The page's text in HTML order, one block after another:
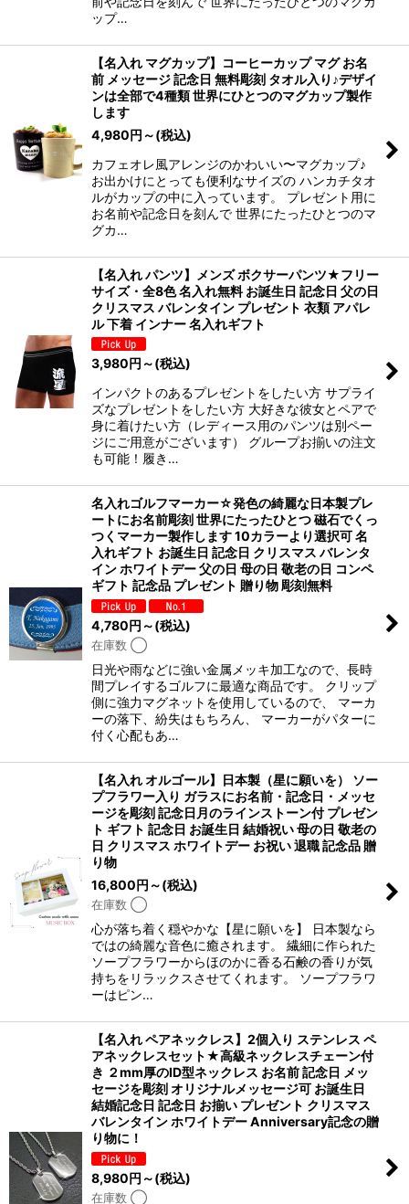
ップ…
【名入れ マグカップ】コーヒーカップ マグ お名
前 メッセージ 記念日 無料彫刻 タオル入り♪デザイ
ンは全部で4種類 世界にひとつのマグカップ製作
します
4,980円 ～(税込)
カフェオレ風アレンジのかわいい〜マグカップ♪
お出かけにとっても便利なサイズの ハンカチタオ
ルがカップの中に入っています。 プレゼント用に
お名前や記念日を刻んで 世界にたったひとつのマ
グカ…
【名入れ パンツ】メンズ ボクサーパンツ★フリー
サイズ・全8色 名入れ無料 お誕生日 記念日 父の日
クリスマス バレンタイン プレゼント 衣類 アパレ
ル 下着 インナー 名入れギフト
3,980 円 ～(税込)
インパクトのあるプレゼントをしたい方 サプライ
ズなプレゼントをしたい方 大好きな彼女とペアで
身に着けたい方（レディース用のパンツは別ペー
ジにご用意がございます） グループお揃いの注文
も可能！履き…
名入れゴルフマーカー☆発色の綺麗な日本製プレ
ートにお名前彫刻 世界にたったひとつ 磁石でくっ
つくマーカー製作します 10カラーより選択可 名
入れギフト お誕生日 記念日 クリスマス バレンタ
イン ホワイトデー 父の日 母の日 敬老の日 コンペ
ギフト 記念品 プレゼント 贈り物 彫刻無料
4,780円 ～(税込)
在庫数 ◯
日光や雨などに強い金属メッキ加工なので、長時
間プレイするゴルフに最適な商品です。 クリップ
側に強力マグネットを使用しているので、 マーカ
ーの落下、紛失はもちろん、 マーカーがパターに
付く心配もあ…
【名入れ オルゴール】日本製（星に願いを） ソー
プフラワー入り ガラスにお名前・記念日・メッセ
ージを彫刻 記念日月のラインストーン付 プレゼン
ト ギフト 記念日 お誕生日 結婚祝い 母の日 敬老の
日 クリスマス ホワイトデー お祝い 退職 記念品 贈
り物
16,800円 ～(税込)
在庫数 ◯
心が落ち着く穏やかな【星に願いを】 日本製なら
ではの綺麗な音色に癒されます。 繊細に作られた
ソープフラワーからほのかに香る石鹸の香りが気
持ちをリラックスさせてくれます。 ソープフラワ
ーはピン…
【名入れ ペアネックレス】2個入り ステンレス ペ
アネックレスセット★高級ネックレスチェーン付
き ２mm厚のID型ネックレス お名前 記念日 メッ
セージを彫刻 オリジナルメッセージ可 お誕生日
結婚記念日 記念日 お揃い プレゼント クリスマス
バレンタイン ホワイトデー Anniversary記念の贈
り物に！
8,980円 ～(税込)
在庫数 ◯